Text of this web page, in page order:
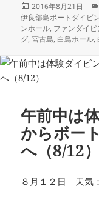
投
稿
日:
2016年8月21日
伊良部島ボートダイビ
ンホール, ファンダイ
グ,宮古島, 白鳥ホール,
午前中は
からボー
へ（8/12）
８月１２日 天